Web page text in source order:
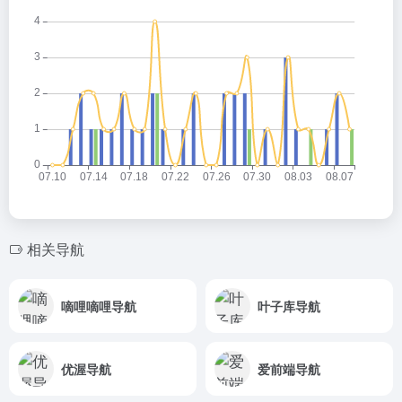
相关导航
嘀哩嘀哩导航 叶子库导航
优渥导航 爱前端导航